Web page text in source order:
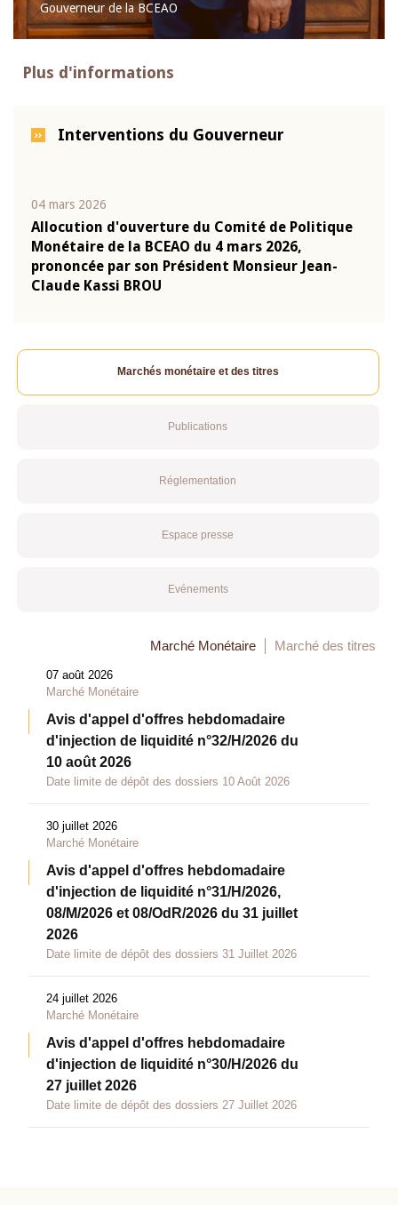
Gouverneur de la BCEAO
Plus d'informations
Interventions du Gouverneur
04 mars 2026
Allocution d'ouverture du Comité de Politique
Monétaire de la BCEAO du 4 mars 2026,
prononcée par son Président Monsieur Jean-
Claude Kassi BROU
Marchés monétaire et des titres
Publications
Réglementation
Espace presse
Evénements
Marché Monétaire Marché des titres
07 août 2026
Marché Monétaire
Avis d'appel d'offres hebdomadaire
d'injection de liquidité n°32/H/2026 du
10 août 2026
Date limite de dépôt des dossiers 10 Août 2026
30 juillet 2026
Marché Monétaire
Avis d'appel d'offres hebdomadaire
d'injection de liquidité n°31/H/2026,
08/M/2026 et 08/OdR/2026 du 31 juillet
2026
Date limite de dépôt des dossiers 31 Juillet 2026
24 juillet 2026
Marché Monétaire
Avis d'appel d'offres hebdomadaire
d'injection de liquidité n°30/H/2026 du
27 juillet 2026
Date limite de dépôt des dossiers 27 Juillet 2026